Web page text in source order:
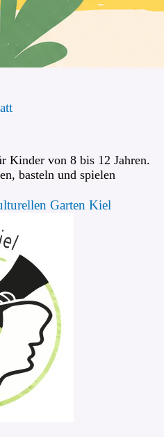
Kinder von 8 bis 12 Jahren.
basteln und spielen
Garten Kiel